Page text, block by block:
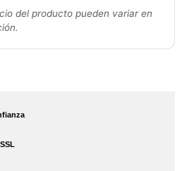
del producto pueden variar en